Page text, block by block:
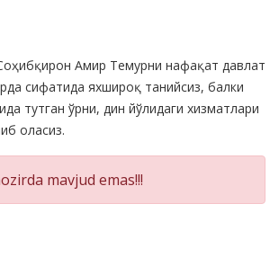
Амир Темурни нафақат давлат
сифатида яхшироқ танийсиз, балки
тутган ўрни, дин йўлидаги хизматлари
оласиз.
mavjud emas!!!